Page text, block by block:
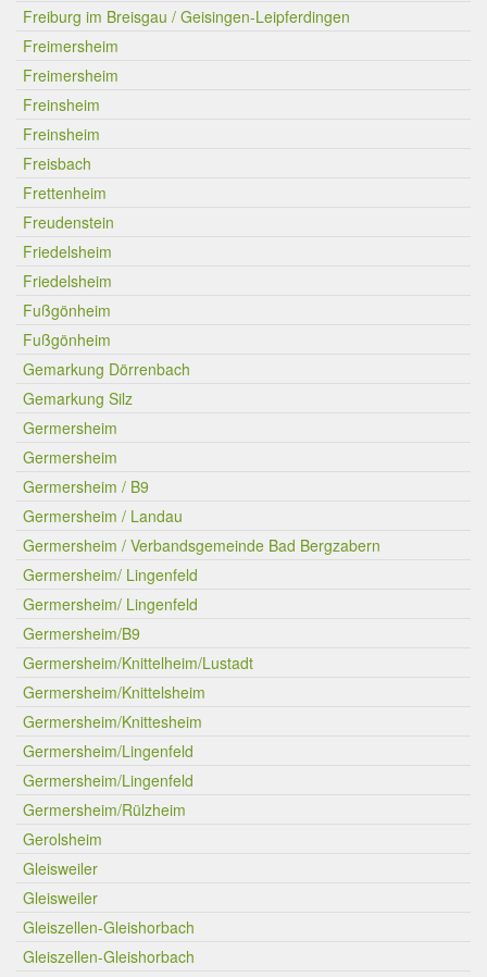
Freiburg im Breisgau / Geisingen-Leipferdingen
Freimersheim
Freimersheim
Freinsheim
Freinsheim
Freisbach
Frettenheim
Freudenstein
Friedelsheim
Friedelsheim
Fußgönheim
Fußgönheim
Gemarkung Dörrenbach
Gemarkung Silz
Germersheim
Germersheim
Germersheim / B9
Germersheim / Landau
Germersheim / Verbandsgemeinde Bad Bergzabern
Germersheim/ Lingenfeld
Germersheim/ Lingenfeld
Germersheim/B9
Germersheim/Knittelheim/Lustadt
Germersheim/Knittelsheim
Germersheim/Knittesheim
Germersheim/Lingenfeld
Germersheim/Lingenfeld
Germersheim/Rülzheim
Gerolsheim
Gleisweiler
Gleisweiler
Gleiszellen-Gleishorbach
Gleiszellen-Gleishorbach